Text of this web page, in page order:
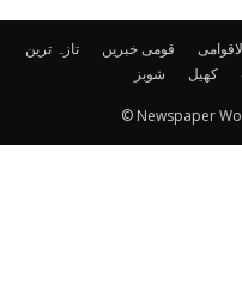
تازہ ترین قومی خبریں
شوبز
کھیل
© Newspaper